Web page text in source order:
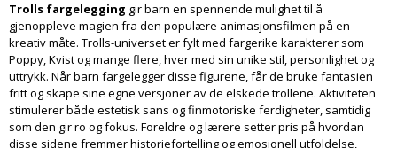
Trolls fargelegging gir barn en spennende mulighet til å
gjenoppleve magien fra den populære animasjonsfilmen på en
kreativ måte. Trolls-universet er fylt med fargerike karakterer som
Poppy, Kvist og mange flere, hver med sin unike stil, personlighet og
uttrykk. Når barn fargelegger disse figurene, får de bruke fantasien
fritt og skape sine egne versjoner av de elskede trollene. Aktiviteten
stimulerer både estetisk sans og finmotoriske ferdigheter, samtidig
som den gir ro og fokus. Foreldre og lærere setter pris på hvordan
disse sidene fremmer historiefortelling og emosjonell utfoldelse,